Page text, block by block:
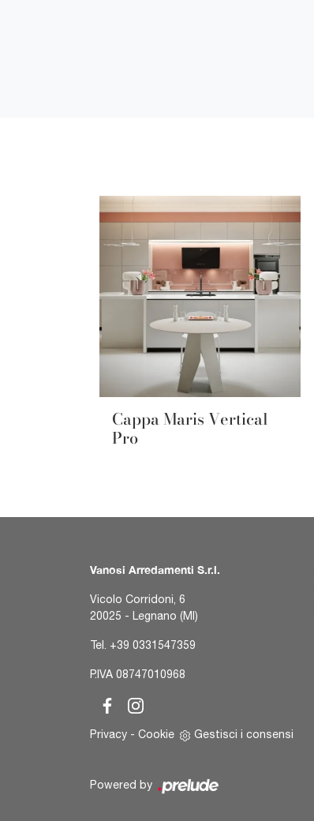
Cappa Maris Vertical
Pro
Vanosi Arredamenti S.r.l.
Vicolo Corridoni, 6
20025 - Legnano (MI)
Tel. +39 0331547359
P.IVA 08747010968
Privacy - Cookie Gestisci i consensi
Powered by